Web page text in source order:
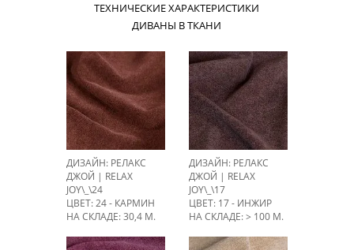
ТЕХНИЧЕСКИЕ ХАРАКТЕРИСТИКИ
ДИВАНЫ В ТКАНИ
ДИЗАЙН: РЕЛАКС
ДЖОЙ | RELAX
JOY\_\24
ЦВЕТ: 24 - КАРМИН
НА СКЛАДЕ: 30,4 М.
ДИЗАЙН: РЕЛАКС
ДЖОЙ | RELAX
JOY\_\17
ЦВЕТ: 17 - ИНЖИР
НА СКЛАДЕ: > 100 М.